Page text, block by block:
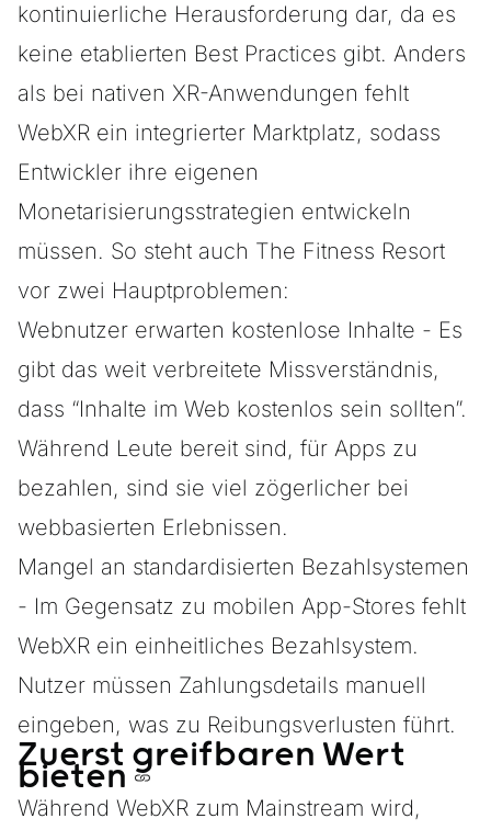
kontinuierliche Herausforderung dar, da es
keine etablierten Best Practices gibt. Anders
als bei nativen XR-Anwendungen fehlt
WebXR ein integrierter Marktplatz, sodass
Entwickler ihre eigenen
Monetarisierungsstrategien entwickeln
müssen. So steht auch The Fitness Resort
vor zwei Hauptproblemen:
Webnutzer erwarten kostenlose Inhalte - Es
gibt das weit verbreitete Missverständnis,
dass “Inhalte im Web kostenlos sein sollten”.
Während Leute bereit sind, für Apps zu
bezahlen, sind sie viel zögerlicher bei
webbasierten Erlebnissen.
Mangel an standardisierten Bezahlsystemen
- Im Gegensatz zu mobilen App-Stores fehlt
WebXR ein einheitliches Bezahlsystem.
Nutzer müssen Zahlungsdetails manuell
eingeben, was zu Reibungsverlusten führt.
Zuerst greifbaren Wert
bieten
Während WebXR zum Mainstream wird,